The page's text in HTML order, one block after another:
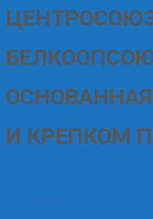
И КРЕПКОМ